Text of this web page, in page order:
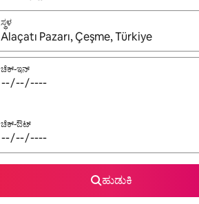
ಸ್ಥಳ
ಫಲಿತಾಂಶಗಳು ಲಭ್ಯವಿರುವಾಗ, ಅಪ್ ಮತ್ತು ಡೌನ್ ಬಾಣದ
ಚೆಕ್-ಇನ್
ಚೆಕ್-ಔಟ್
ಹುಡುಕಿ